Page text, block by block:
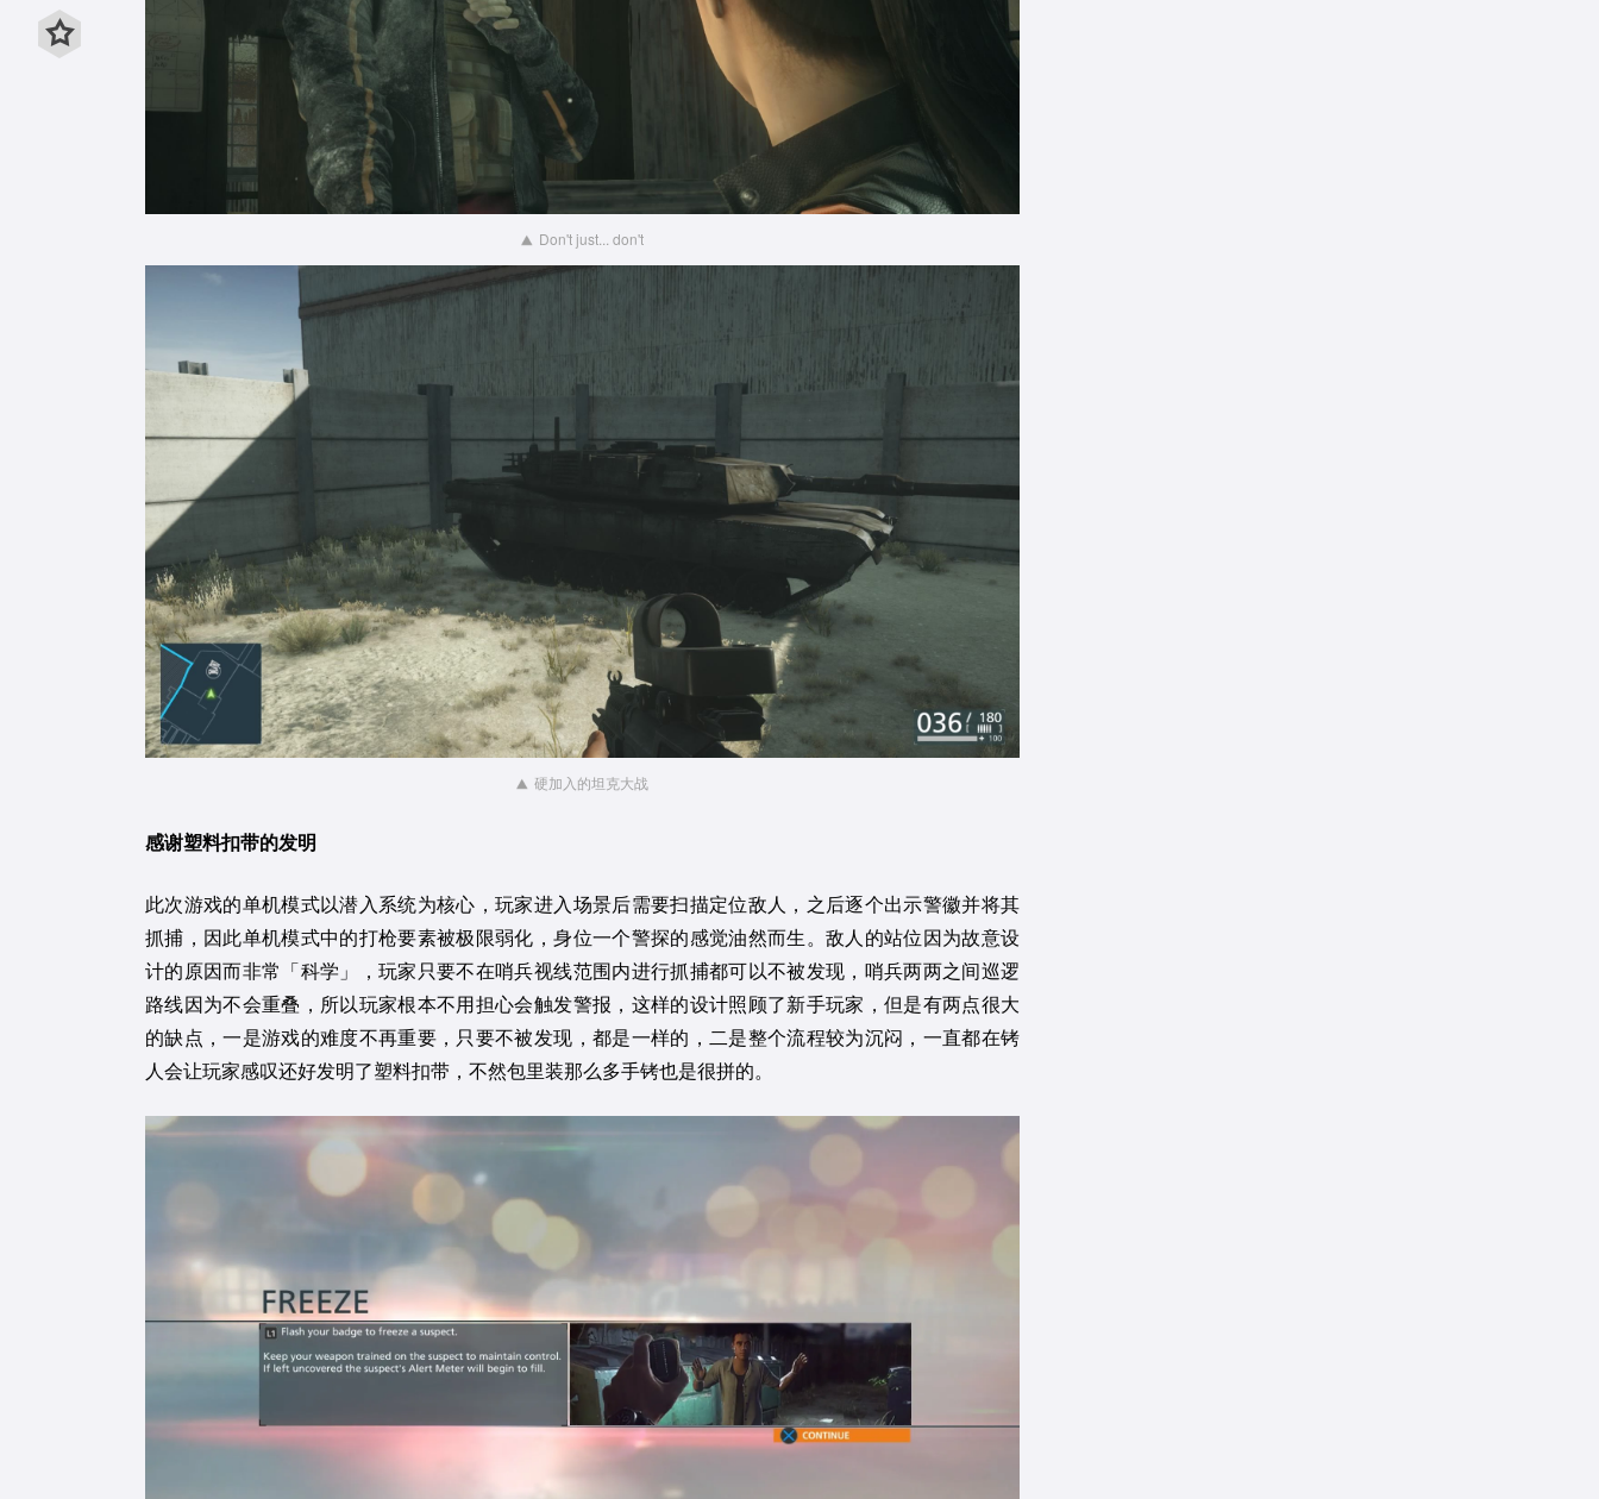
Don't just... don't
硬加入的坦克大战
感谢塑料扣带的发明
此次游戏的单机模式以潜入系统为核心，玩家进入场景后需要扫描定位敌人，之后逐个出示警徽并将其
抓捕，因此单机模式中的打枪要素被极限弱化，身位一个警探的感觉油然而生。敌人的站位因为故意设
计的原因而非常「科学」，玩家只要不在哨兵视线范围内进行抓捕都可以不被发现，哨兵两两之间巡逻
路线因为不会重叠，所以玩家根本不用担心会触发警报，这样的设计照顾了新手玩家，但是有两点很大
的缺点，一是游戏的难度不再重要，只要不被发现，都是一样的，二是整个流程较为沉闷，一直都在铐
人会让玩家感叹还好发明了塑料扣带，不然包里装那么多手铐也是很拼的。